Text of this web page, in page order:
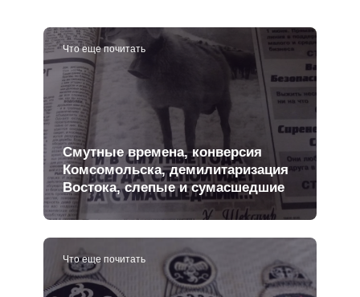
Что еще почитать
Смутные времена, конверсия
Комсомольска, демилитаризация
Востока, слепые и сумасшедшие
Что еще почитать